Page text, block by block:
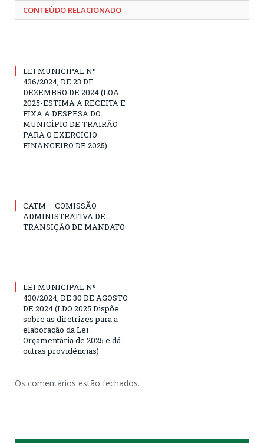
CONTEÚDO RELACIONADO
LEI MUNICIPAL Nº
436/2024, DE 23 DE
DEZEMBRO DE 2024 (LOA
2025-ESTIMA A RECEITA E
FIXA A DESPESA DO
MUNICÍPIO DE TRAIRÃO
PARA O EXERCÍCIO
FINANCEIRO DE 2025)
CATM – COMISSÃO
ADMINISTRATIVA DE
TRANSIÇÃO DE MANDATO
LEI MUNICIPAL Nº
430/2024, DE 30 DE AGOSTO
DE 2024 (LDO 2025 Dispõe
sobre as diretrizes para a
elaboração da Lei
Orçamentária de 2025 e dá
outras providências)
Os comentários estão fechados.